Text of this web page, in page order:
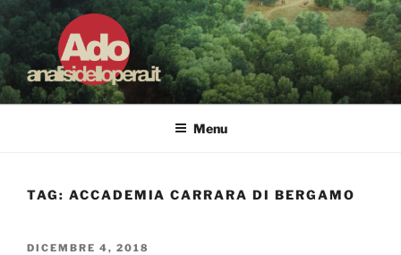
Salta
al
contenuto
ADO ANALISI DELL'OPERA
Osservare le opere d'arte per capirle e imparare ad amarle
Menu
TAG: ACCADEMIA CARRARA DI BERGAMO
PUBBLICATO
DICEMBRE 4, 2018